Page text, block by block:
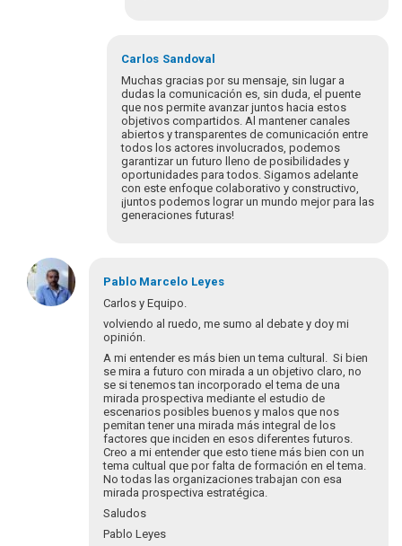
Carlos Sandoval
Muchas gracias por su mensaje, sin lugar a
dudas la comunicación es, sin duda, el puente
que nos permite avanzar juntos hacia estos
objetivos compartidos. Al mantener canales
abiertos y transparentes de comunicación entre
todos los actores involucrados, podemos
garantizar un futuro lleno de posibilidades y
oportunidades para todos. Sigamos adelante
con este enfoque colaborativo y constructivo,
¡juntos podemos lograr un mundo mejor para las
generaciones futuras!
En
respuesta
a
Dialogando
Pablo Marcelo Leyes
Carlos y Equipo.
volviendo al ruedo, me sumo al debate y doy mi
opinión.
A mi entender es más bien un tema cultural. Si bien
se mira a futuro con mirada a un objetivo claro, no
se si tenemos tan incorporado el tema de una
mirada prospectiva mediante el estudio de
escenarios posibles buenos y malos que nos
pemitan tener una mirada más integral de los
factores que inciden en esos diferentes futuros.
Creo a mi entender que esto tiene más bien con un
tema cultual que por falta de formación en el tema.
No todas las organizaciones trabajan con esa
mirada prospectiva estratégica.
Saludos
Pablo Leyes